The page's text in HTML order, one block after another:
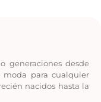
generaciones desde
moda para cualquier
nacidos hasta la